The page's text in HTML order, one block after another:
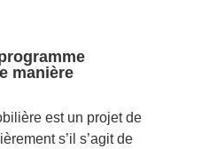
manière
est un projet de
s’il s’agit de